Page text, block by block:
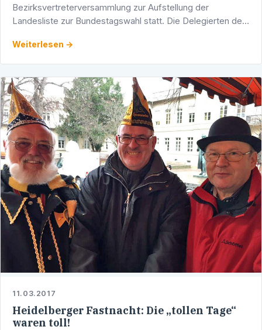
Bezirksvertreterversammlung zur Aufstellung der
Landesliste zur Bundestagswahl statt. Die Delegierten der
und …
Weiterlesen →
11.03.2017
Heidelberger Fastnacht: Die „tollen Tage“
waren toll!